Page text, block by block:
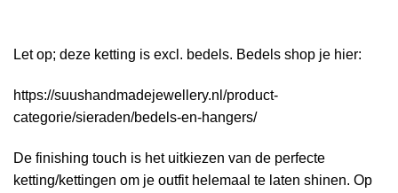
Let op; deze ketting is excl. bedels. Bedels shop je hier:
https://suushandmadejewellery.nl/product-
categorie/sieraden/bedels-en-hangers/
De finishing touch is het uitkiezen van de perfecte
ketting/kettingen om je outfit helemaal te laten shinen. Op